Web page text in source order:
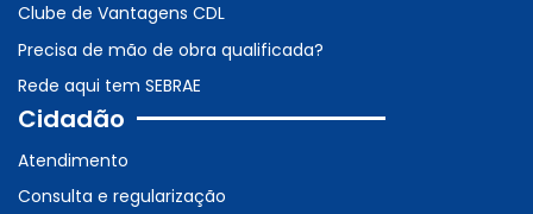
Clube de Vantagens CDL
Precisa de mão de obra qualificada?
Rede aqui tem SEBRAE
Cidadão
Atendimento
Consulta e regularização